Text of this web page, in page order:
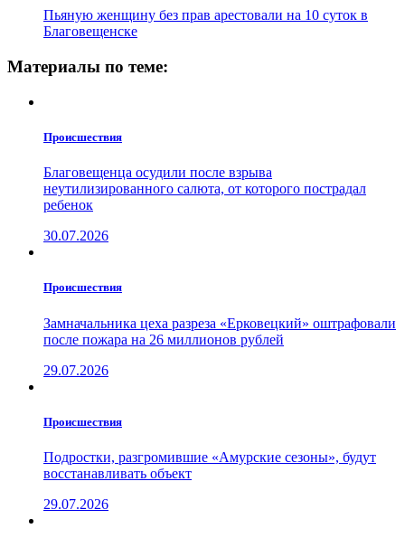
Пьяную женщину без прав арестовали на 10 суток в
Благовещенске
Материалы по теме:
Проиcшествия
Благовещенца осудили после взрыва
неутилизированного салюта, от которого пострадал
ребенок
30.07.2026
Проиcшествия
Замначальника цеха разреза «Ерковецкий» оштрафовали
после пожара на 26 миллионов рублей
29.07.2026
Проиcшествия
Подростки, разгромившие «Амурские сезоны», будут
восстанавливать объект
29.07.2026